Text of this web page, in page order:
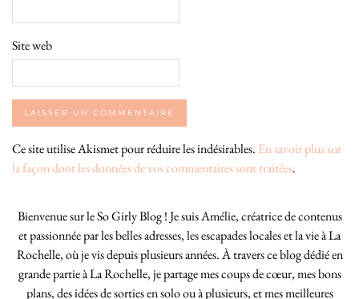
Site web
Ce site utilise Akismet pour réduire les indésirables. En savoir plus sur
la façon dont les données de vos commentaires sont traitées.
Bienvenue sur le So Girly Blog ! Je suis Amélie, créatrice de contenus
et passionnée par les belles adresses, les escapades locales et la vie à La
Rochelle, où je vis depuis plusieurs années. À travers ce blog dédié en
grande partie à La Rochelle, je partage mes coups de cœur, mes bons
plans, des idées de sorties en solo ou à plusieurs, et mes meilleures